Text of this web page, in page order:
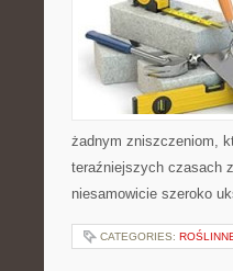
żadnym zniszczeniom,
teraźniejszych czasach
niesamowicie szeroko
CATEGORIES: